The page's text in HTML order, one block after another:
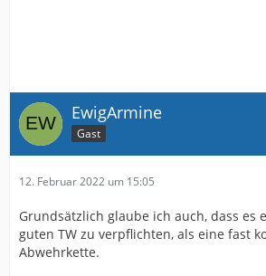
EwigArmine
Gast
12. Februar 2022 um 15:05
Grundsätzlich glaube ich auch, dass es
guten TW zu verpflichten, als eine fast
Abwehrkette.